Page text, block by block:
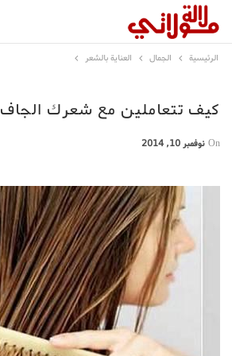
الرئيسية الجمال العناية بالشعر
كيف تتعاملين مع شعرك الجاف
On نوفمبر 10, 2014